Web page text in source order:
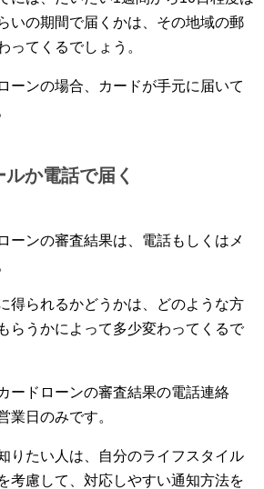
いの期間で届くかは、その地域の郵
ってくるでしょう。
ーンの場合、カードが手元に届いて
か電話で届く
ーンの審査結果は、電話もしくはメ
得られるかどうかは、どのような方
らうかによって多少変わってくるで
ードローンの審査結果の電話連絡
業日のみです。
りたい人は、自分のライフスタイル
考慮して、対応しやすい通知方法を